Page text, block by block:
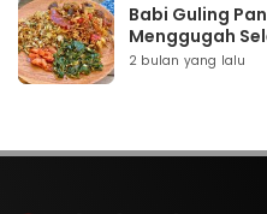
Babi Guling
Menggugah
2 bulan yang lalu